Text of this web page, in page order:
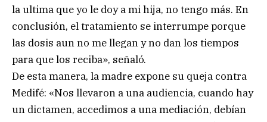
la ultima que yo le doy a mi hija, no tengo más. En
conclusión, el tratamiento se interrumpe porque
las dosis aun no me llegan y no dan los tiempos
para que los reciba», señaló.
De esta manera, la madre expone su queja contra
Medifé: «Nos llevaron a una audiencia, cuando hay
un dictamen, accedimos a una mediación, debían